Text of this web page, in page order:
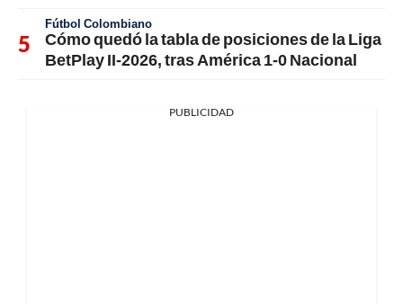
Fútbol Colombiano
Cómo quedó la tabla de posiciones de la Liga
BetPlay II-2026, tras América 1-0 Nacional
PUBLICIDAD